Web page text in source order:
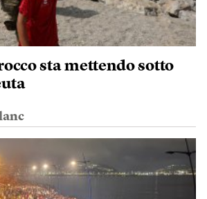
sta mettendo sotto